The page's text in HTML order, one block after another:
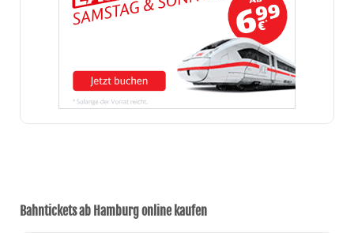
Bahntickets ab Hamburg online kaufen